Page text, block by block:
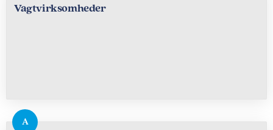
Vagtvirksomheder